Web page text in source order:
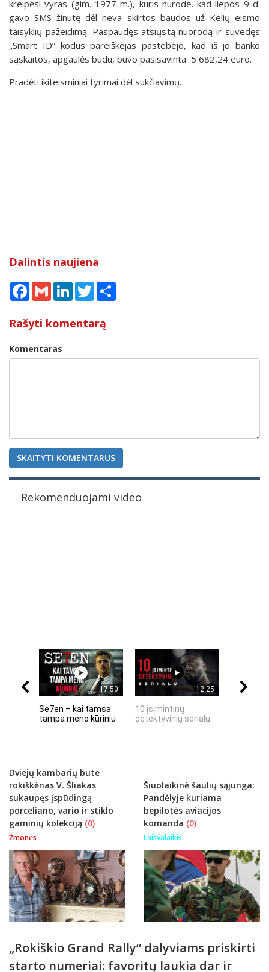
kreipėsi vyras (gim. 1977 m.), kuris nurodė, kad liepos 9 d.
gavo SMS žinutę dėl neva skirtos baudos už Kelių eismo
taisyklių pažeidimą. Paspaudęs atsiųstą nuorodą ir suvedęs
„Smart ID“ kodus pareiškėjas pastebėjo, kad iš jo banko
sąskaitos, apgaulės būdu, buvo pasisavinta 5 682,24 euro.
Pradėti ikiteisminiai tyrimai dėl sukčiavimų.
Dalintis naujiena
Facebook
Gmail LinkedInTwitter
Rašyti komentarą
Komentaras
SKAITYTI KOMENTARUS
Rekomenduojami video
17:50
Se7en – kai tamsa
tampa meno kūriniu
12:25
10 įsimintinų
detektyvinių serialų
Dviejų kambarių bute
rokiškėnas V. Šliakas
sukaupęs įspūdingą
porceliano, vario ir stiklo
gaminių kolekciją (0)
Žmonės
Šiuolaikinė šaulių sąjunga:
Pandėlyje kuriama
bepilotės aviacijos
komanda (0)
Laisvalaikis
„Rokiškio Grand Rally“ dalyviams priskirti
starto numeriai: favoritų laukia dar ir